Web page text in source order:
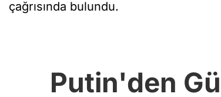
çağrısında bulundu.
Putin'den